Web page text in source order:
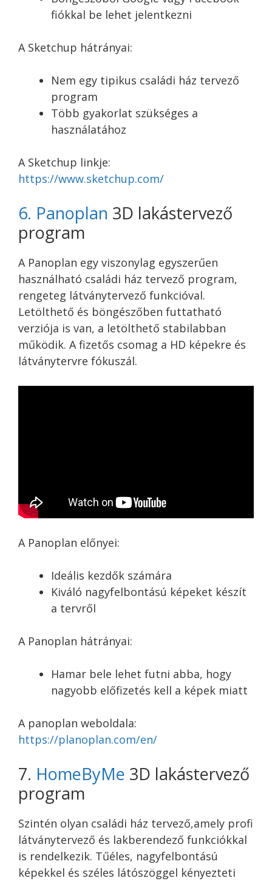
fiókkal be lehet jelentkezni
A Sketchup hátrányai:
Nem egy tipikus családi ház tervező
program
Több gyakorlat szükséges a
használatához
A Sketchup linkje:
https://www.sketchup.com/
6. Panoplan 3D lakástervező
program
A Panoplan egy viszonylag egyszerűen
használható családi ház tervező program,
rengeteg látványtervező funkcióval.
Letölthető és böngészőben futtatható
verziója is van, a letölthető stabilabban
működik. A fizetős csomag a HD képekre és
látványtervre fókuszál.
A Panoplan előnyei:
Ideális kezdők számára
Kiváló nagyfelbontású képeket készít
a tervről
A Panoplan hátrányai:
Hamar bele lehet futni abba, hogy
nagyobb előfizetés kell a képek miatt
A panoplan weboldala:
https://planoplan.com/en/
7. HomeByMe 3D lakástervező
program
Szintén olyan családi ház tervező,amely profi
látványtervező és lakberendező funkciókkal
is rendelkezik. Tűéles, nagyfelbontású
képekkel és széles látószöggel kényezteti